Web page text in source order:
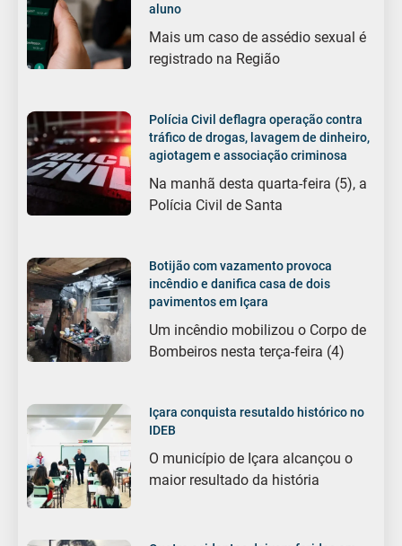
aluno
Mais um caso de assédio sexual é
registrado na Região
Polícia Civil deflagra operação contra
tráfico de drogas, lavagem de dinheiro,
agiotagem e associação criminosa
Na manhã desta quarta-feira (5), a
Polícia Civil de Santa
Botijão com vazamento provoca
incêndio e danifica casa de dois
pavimentos em Içara
Um incêndio mobilizou o Corpo de
Bombeiros nesta terça-feira (4)
Içara conquista resutaldo histórico no
IDEB
O município de Içara alcançou o
maior resultado da história